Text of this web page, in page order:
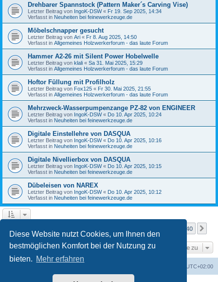
Diese Website nutzt Cookies, um Ihnen den
bestmöglichen Komfort bei der Nutzung zu
bieten. Mehr erfahren
Drehbarer Spannstock (Pattern Maker´s Carving Vise)
Letzter Beitrag von IngoK-DSW« Fr 19. Sep 2025, 14:34
Verfasst in Neuheiten bei feinewerkzeuge.de
Möbelschnapper gesucht
Letzter Beitrag von Ari « Fr 8. Aug 2025, 14:50
Verfasst in Allgemeines Holzwerkerforum - das laute Forum
Hammer A2-26 mit Silent Power Hobelwelle
Letzter Beitrag von klali « Sa 31. Mai 2025, 15:29
Verfasst in Allgemeines Holzwerkerforum - das laute Forum
Hoftor Füllung mit Profilholz
Letzter Beitrag von Fox125 « Fr 30. Mai 2025, 21:55
Verfasst in Allgemeines Holzwerkerforum - das laute Forum
Mehrzweck-Wasserpumpenzange PZ-82 von ENGINEER
Letzter Beitrag von IngoK-DSW« Do 10. Apr 2025, 10:24
Verfasst in Neuheiten bei feinewerkzeuge.de
Digitale Einstellehre von DASQUA
Letzter Beitrag von IngoK-DSW« Do 10. Apr 2025, 10:16
Verfasst in Neuheiten bei feinewerkzeuge.de
Digitale Nivellierbox von DASQUA
Letzter Beitrag von IngoK-DSW« Do 10. Apr 2025, 10:15
Verfasst in Neuheiten bei feinewerkzeuge.de
Dübeleisen von NAREX
Letzter Beitrag von IngoK-DSW« Do 10. Apr 2025, 10:12
Verfasst in Neuheiten bei feinewerkzeuge.de
40
Gehe zu
UTC+02:00